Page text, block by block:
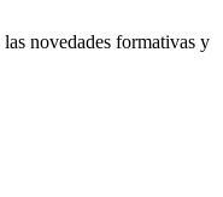
novedades formativas y